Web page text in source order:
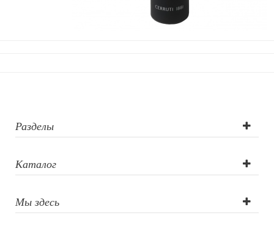
Разделы
Каталог
Мы здесь